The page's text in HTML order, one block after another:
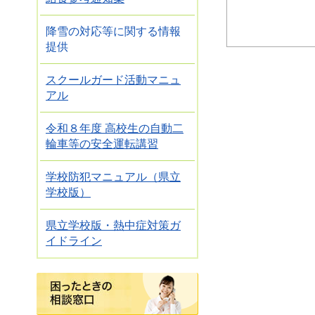
降雪の対応等に関する情報
提供
スクールガード活動マニュ
アル
令和８年度 高校生の自動二
輪車等の安全運転講習
学校防犯マニュアル（県立
学校版）
県立学校版・熱中症対策ガ
イドライン
困ったときの相談窓口